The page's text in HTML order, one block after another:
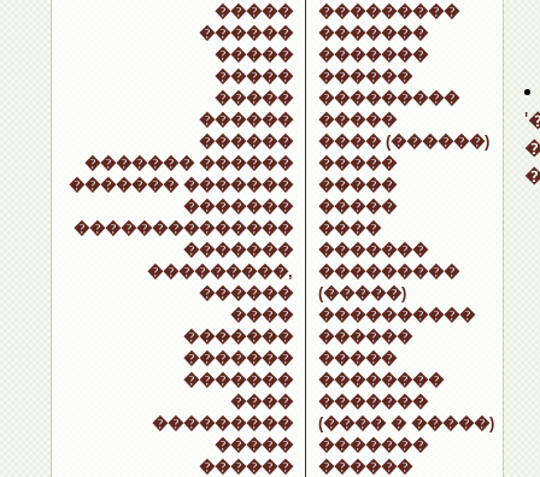
�����
������
�����
�����
�����
������
������
������� ������
������� �������
�������
��������������
�������
���������,
������
����
�������
�������
�������
����
���������
�����
������
���������
�������
�������
������
���������
�����
���� (������)
�����
�����
�����
����
�������
���������
(�����)
����������
������
�����
��������
�������
(���� � �����)
�������
������